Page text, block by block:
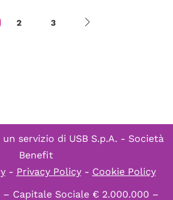
2 3
un servizio di USB S.p.A. - Società
Benefit
- Privacy Policy- Cookie Policy
– Capitale Sociale € 2.000.000 –